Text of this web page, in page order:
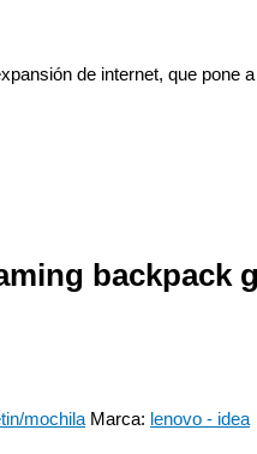
de internet, que
backpack
mochila Marca: lenovo - idea